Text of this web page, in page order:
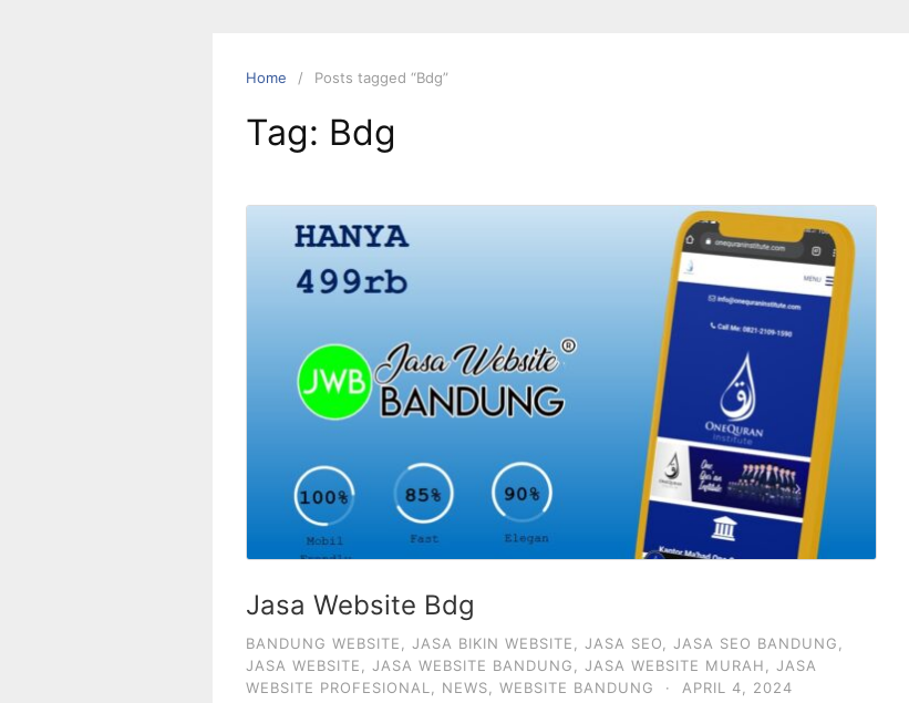
Home Posts tagged “Bdg”
Tag: Bdg
Jasa Website Bdg
BANDUNG WEBSITE JASA BIKIN WEBSITE JASA SEO JASA SEO BANDUNG
JASA WEBSITE
JASA WEBSITE BANDUNG JASA WEBSITE MURAH
JASA
WEBSITE PROFESIONAL
NEWS WEBSITE BANDUNG · APRIL 4, 2024